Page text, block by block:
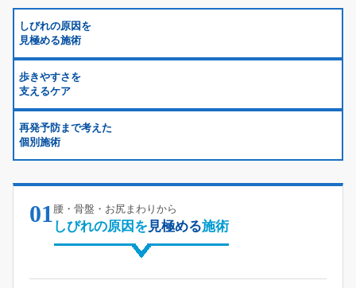
しびれの原因を
見極める施術
歩きやすさを
支えるケア
再発予防まで考えた
個別施術
01腰・骨盤・お尻まわりから
しびれの原因を 見極める施術